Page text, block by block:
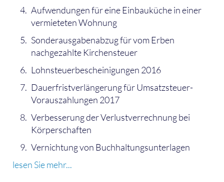
Aufwendungen für eine Einbauküche in einer
vermieteten Wohnung
Sonderausgabenabzug für vom Erben
nachgezahlte Kirchensteuer
Lohnsteuerbescheinigungen 2016
Dauerfristverlängerung für Umsatzsteuer-
Vorauszahlungen 2017
Verbesserung der Verlustverrechnung bei
Körperschaften
Vernichtung von Buchhaltungsunterlagen
lesen Sie mehr...